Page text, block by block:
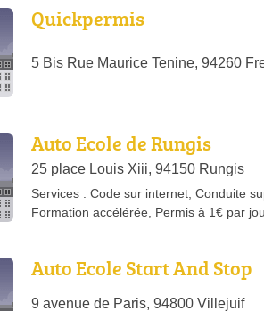
Quickpermis
5 Bis Rue Maurice Tenine, 94260
Auto Ecole de Rungis
25 place Louis Xiii, 94150 Rungis
Services : Code sur internet Conduite
Formation accélérée
Permis à 1€ par
Auto Ecole Start And Stop
9 avenue de Paris, 94800 Villejuif